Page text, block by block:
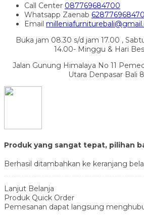
Call Center 087769684700
Whatsapp Zaenab
Email
Buka jam 08.30 s/d jam 17.00 ,
14.00- Minggu & Hari
Jalan Gunung Himalaya No 11
Utara Denpasar Bali
Produk yang sangat tepat, pilihan
Berhasil ditambahkan ke keranjang
Lanjut Belanja
Produk Quick Order
Pemesanan dapat langsung